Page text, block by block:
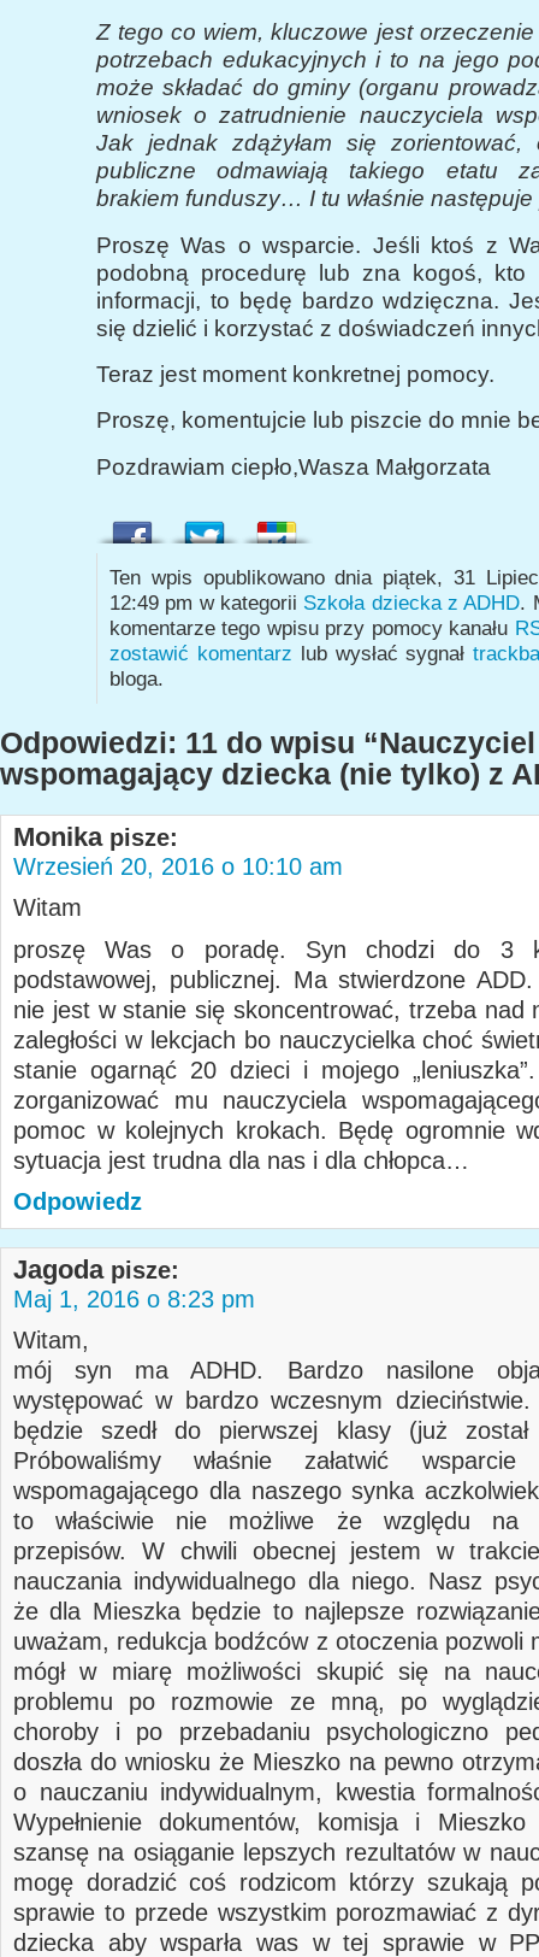
Z tego co wiem, kluczowe jest
potrzebach edukacyjnych i to na jego
może składać do gminy (organu
wniosek o zatrudnienie nauczyciela
Jak jednak zdążyłam się zorientować,
publiczne odmawiają takiego etatu
brakiem funduszy… I tu właśnie następuje
Proszę Was o wsparcie. Jeśli ktoś z
podobną procedurę lub zna kogoś, kto
informacji, to będę bardzo wdzięczna.
się dzielić i korzystać z doświadczeń
Teraz jest moment konkretnej pomocy.
Proszę, komentujcie lub piszcie do mnie
Pozdrawiam ciepło,Wasza Małgorzata
Ten wpis opublikowano dnia piątek, 31
12:49 pm w kategorii Szkoła dziecka z ADHD.
komentarze tego wpisu przy pomocy kanału
zostawić komentarz lub wysłać sygnał
bloga.
Odpowiedzi: 11 do wpisu “Nauczyciel
wspomagający dziecka (nie tylko) z
Monika pisze:
Wrzesień 20, 2016 o 10:10 am
Witam
proszę Was o poradę. Syn chodzi do 3
podstawowej, publicznej. Ma stwierdzone
nie jest w stanie się skoncentrować, trzeba nad
zaległości w lekcjach bo nauczycielka choć
stanie ogarnąć 20 dzieci i mojego „leniuszka”.
zorganizować mu nauczyciela
pomoc w kolejnych krokach. Będę ogromnie
sytuacja jest trudna dla nas i dla chłopca…
Odpowiedz
Jagoda pisze:
Maj 1, 2016 o 8:23 pm
Witam,
mój syn ma ADHD. Bardzo nasilone
występować w bardzo wczesnym
będzie szedł do pierwszej klasy (już został
Próbowaliśmy właśnie załatwić wsparcie
wspomagającego dla naszego synka
to właściwie nie możliwe że względu na
przepisów. W chwili obecnej jestem w trakcie
nauczania indywidualnego dla niego. Nasz
że dla Mieszka będzie to najlepsze
uważam, redukcja bodźców z otoczenia pozwoli
mógł w miarę możliwości skupić się na
problemu po rozmowie ze mną, po
choroby i po przebadaniu psychologiczno
doszła do wniosku że Mieszko na pewno
o nauczaniu indywidualnym, kwestia
Wypełnienie dokumentów, komisja i Mieszko
szansę na osiąganie lepszych rezultatów w
mogę doradzić coś rodzicom którzy szukają
sprawie to przede wszystkim porozmawiać z
dziecka aby wsparła was w tej sprawie w